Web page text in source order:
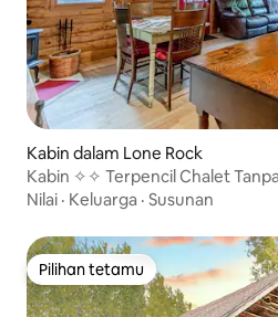
Kabin dalam Lone Rock
Kabin ✧✧ Terpencil Chalet
seluas 5 ekar
Nilai · Keluarga · Susunan
Pilihan tetamu
Pilihan tetamu